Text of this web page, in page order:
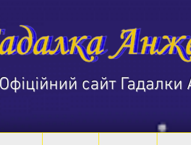
​Офіційний сайт